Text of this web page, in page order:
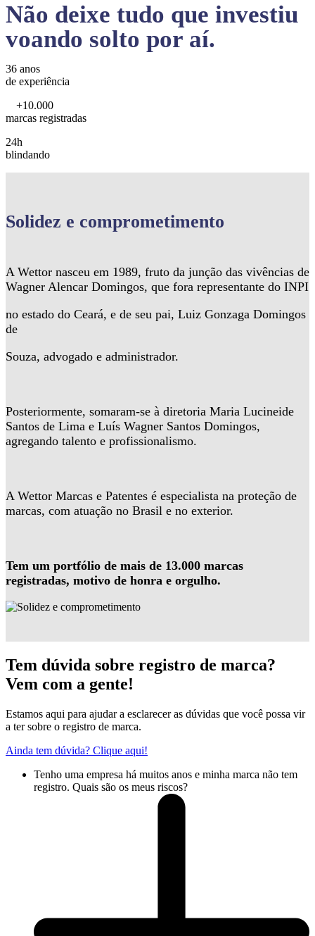
Não deixe tudo que investiu
voando solto por aí.
36 anos
de experiência
+10.000
marcas registradas
24h
blindando
Solidez e comprometimento
A Wettor nasceu em 1989, fruto da junção das vivências de
Wagner Alencar Domingos, que fora representante do INPI
no estado do Ceará, e de seu pai, Luiz Gonzaga Domingos
de
Souza, advogado e administrador.
Posteriormente, somaram-se à diretoria Maria Lucineide
Santos de Lima e Luís Wagner Santos Domingos,
agregando talento e profissionalismo.
A Wettor Marcas e Patentes é especialista na proteção de
marcas, com atuação no Brasil e no exterior.
Tem um portfólio de mais de 13.000 marcas
registradas, motivo de honra e orgulho.
Tem dúvida sobre registro de marca?
Vem com a gente!
Estamos aqui para ajudar a esclarecer as dúvidas que você possa vir
a ter sobre o registro de marca.
Ainda tem dúvida? Clique aqui!
Tenho uma empresa há muitos anos e minha marca não tem
registro. Quais são os meus riscos?